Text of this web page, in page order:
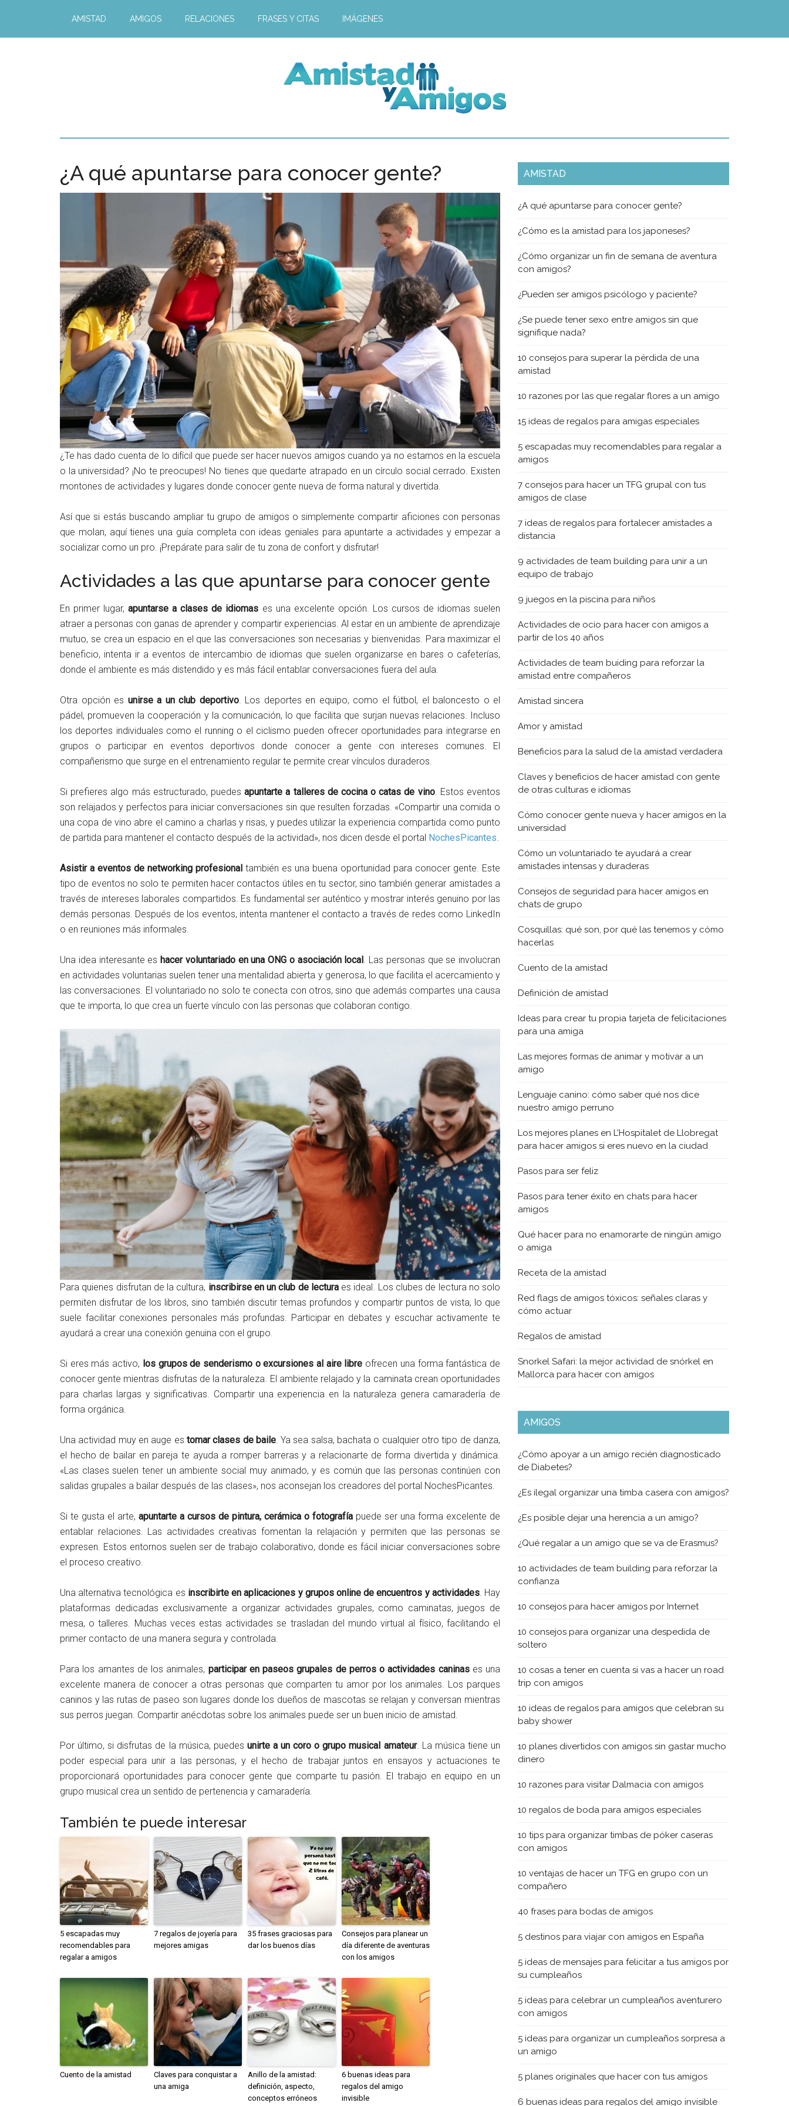
AMISTAD AMIGOS RELACIONES FRASES Y CITAS IMÁGENES
¿A qué apuntarse para conocer gente?
¿Te has dado cuenta de lo difícil que puede ser hacer nuevos amigos cuando ya no estamos en la escuela
o la universidad? ¡No te preocupes! No tienes que quedarte atrapado en un círculo social cerrado. Existen
montones de actividades y lugares donde conocer gente nueva de forma natural y divertida.
Así que si estás buscando ampliar tu grupo de amigos o simplemente compartir aficiones con personas
que molan, aquí tienes una guía completa con ideas geniales para apuntarte a actividades y empezar a
socializar como un pro. ¡Prepárate para salir de tu zona de confort y disfrutar!
Actividades a las que apuntarse para conocer gente
En primer lugar,apuntarse a clases de idiomas es una excelente opción. Los cursos de idiomas suelen
atraer a personas con ganas de aprender y compartir experiencias. Al estar en un ambiente de aprendizaje
mutuo, se crea un espacio en el que las conversaciones son necesarias y bienvenidas. Para maximizar el
beneficio, intenta ir a eventos de intercambio de idiomas que suelen organizarse en bares o cafeterías,
donde el ambiente es más distendido y es más fácil entablar conversaciones fuera del aula.
Otra opción es unirse a un club deportivo. Los deportes en equipo, como el fútbol, el baloncesto o el
pádel, promueven la cooperación y la comunicación, lo que facilita que surjan nuevas relaciones. Incluso
los deportes individuales como el running o el ciclismo pueden ofrecer oportunidades para integrarse en
grupos o participar en eventos deportivos donde conocer a gente con intereses comunes. El
compañerismo que surge en el entrenamiento regular te permite crear vínculos duraderos.
Si prefieres algo más estructurado, puedesapuntarte a talleres de cocina o catas de vino. Estos eventos
son relajados y perfectos para iniciar conversaciones sin que resulten forzadas. «Compartir una comida o
una copa de vino abre el camino a charlas y risas, y puedes utilizar la experiencia compartida como punto
de partida para mantener el contacto después de la actividad», nos dicen desde el portal NochesPicantes.
Asistir a eventos de networking profesional también es una buena oportunidad para conocer gente. Este
tipo de eventos no solo te permiten hacer contactos útiles en tu sector, sino también generar amistades a
través de intereses laborales compartidos. Es fundamental ser auténtico y mostrar interés genuino por las
demás personas. Después de los eventos, intenta mantener el contacto a través de redes como LinkedIn
o en reuniones más informales.
Una idea interesante es hacer voluntariado en una ONG o asociación local. Las personas que se involucran
en actividades voluntarias suelen tener una mentalidad abierta y generosa, lo que facilita el acercamiento y
las conversaciones. El voluntariado no solo te conecta con otros, sino que además compartes una causa
que te importa, lo que crea un fuerte vínculo con las personas que colaboran contigo.
Para quienes disfrutan de la cultura, inscribirse en un club de lecturaes ideal. Los clubes de lectura no solo
permiten disfrutar de los libros, sino también discutir temas profundos y compartir puntos de vista, lo que
suele facilitar conexiones personales más profundas. Participar en debates y escuchar activamente te
ayudará a crear una conexión genuina con el grupo.
Si eres más activo, los grupos de senderismo o excursiones al aire libre ofrecen una forma fantástica de
conocer gente mientras disfrutas de la naturaleza. El ambiente relajado y la caminata crean oportunidades
para charlas largas y significativas. Compartir una experiencia en la naturaleza genera camaradería de
forma orgánica.
Una actividad muy en auge es tomar clases de baile. Ya sea salsa, bachata o cualquier otro tipo de danza,
el hecho de bailar en pareja te ayuda a romper barreras y a relacionarte de forma divertida y dinámica.
«Las clases suelen tener un ambiente social muy animado, y es común que las personas continúen con
salidas grupales a bailar después de las clases», nos aconsejan los creadores del portal NochesPicantes.
Si te gusta el arte, apuntarte a cursos de pintura, cerámica o fotografía puede ser una forma excelente de
entablar relaciones. Las actividades creativas fomentan la relajación y permiten que las personas se
expresen. Estos entornos suelen ser de trabajo colaborativo, donde es fácil iniciar conversaciones sobre
el proceso creativo.
Una alternativa tecnológica es inscribirte en aplicaciones y grupos online de encuentros y actividades. Hay
plataformas dedicadas exclusivamente a organizar actividades grupales, como caminatas, juegos de
mesa, o talleres. Muchas veces estas actividades se trasladan del mundo virtual al físico, facilitando el
primer contacto de una manera segura y controlada.
Para los amantes de los animales, participar en paseos grupales de perros o actividades caninases una
excelente manera de conocer a otras personas que comparten tu amor por los animales. Los parques
caninos y las rutas de paseo son lugares donde los dueños de mascotas se relajan y conversan mientras
sus perros juegan. Compartir anécdotas sobre los animales puede ser un buen inicio de amistad.
Por último, si disfrutas de la música, puedes unirte a un coro o grupo musical amateur. La música tiene un
poder especial para unir a las personas, y el hecho de trabajar juntos en ensayos y actuaciones te
proporcionará oportunidades para conocer gente que comparte tu pasión. El trabajo en equipo en un
grupo musical crea un sentido de pertenencia y camaradería.
También te puede interesar
5 escapadas muy
recomendables para
regalar a amigos
7 regalos de joyería para
mejores amigas
35 frases graciosas para
dar los buenos días
Consejos para planear un
día diferente de aventuras
con los amigos
Cuento de la amistad
Claves para conquistar a
una amiga
Anillo de la amistad:
definición, aspecto,
conceptos erróneos
6 buenas ideas para
regalos del amigo
invisible
AMISTAD
¿A qué apuntarse para conocer gente?
¿Cómo es la amistad para los japoneses?
¿Cómo organizar un fin de semana de aventura
con amigos?
¿Pueden ser amigos psicólogo y paciente?
¿Se puede tener sexo entre amigos sin que
signifique nada?
10 consejos para superar la pérdida de una
amistad
10 razones por las que regalar flores a un amigo
15 ideas de regalos para amigas especiales
5 escapadas muy recomendables para regalar a
amigos
7 consejos para hacer un TFG grupal con tus
amigos de clase
7 ideas de regalos para fortalecer amistades a
distancia
9 actividades de team building para unir a un
equipo de trabajo
9 juegos en la piscina para niños
Actividades de ocio para hacer con amigos a
partir de los 40 años
Actividades de team buiding para reforzar la
amistad entre compañeros
Amistad sincera
Amor y amistad
Beneficios para la salud de la amistad verdadera
Claves y beneficios de hacer amistad con gente
de otras culturas e idiomas
Cómo conocer gente nueva y hacer amigos en la
universidad
Cómo un voluntariado te ayudará a crear
amistades intensas y duraderas
Consejos de seguridad para hacer amigos en
chats de grupo
Cosquillas: qué son, por qué las tenemos y cómo
hacerlas
Cuento de la amistad
Definición de amistad
Ideas para crear tu propia tarjeta de felicitaciones
para una amiga
Las mejores formas de animar y motivar a un
amigo
Lenguaje canino: cómo saber qué nos dice
nuestro amigo perruno
Los mejores planes en L’Hospitalet de Llobregat
para hacer amigos si eres nuevo en la ciudad
Pasos para ser feliz
Pasos para tener éxito en chats para hacer
amigos
Qué hacer para no enamorarte de ningún amigo
o amiga
Receta de la amistad
Red flags de amigos tóxicos: señales claras y
cómo actuar
Regalos de amistad
Snorkel Safari: la mejor actividad de snórkel en
Mallorca para hacer con amigos
AMIGOS
¿Cómo apoyar a un amigo recién diagnosticado
de Diabetes?
¿Es ilegal organizar una timba casera con amigos?
¿Es posible dejar una herencia a un amigo?
¿Qué regalar a un amigo que se va de Erasmus?
10 actividades de team building para reforzar la
confianza
10 consejos para hacer amigos por Internet
10 consejos para organizar una despedida de
soltero
10 cosas a tener en cuenta si vas a hacer un road
trip con amigos
10 ideas de regalos para amigos que celebran su
baby shower
10 planes divertidos con amigos sin gastar mucho
dinero
10 razones para visitar Dalmacia con amigos
10 regalos de boda para amigos especiales
10 tips para organizar timbas de póker caseras
con amigos
10 ventajas de hacer un TFG en grupo con un
compañero
40 frases para bodas de amigos
5 destinos para viajar con amigos en España
5 ideas de mensajes para felicitar a tus amigos por
su cumpleaños
5 ideas para celebrar un cumpleaños aventurero
con amigos
5 ideas para organizar un cumpleaños sorpresa a
un amigo
5 planes originales que hacer con tus amigos
6 buenas ideas para regalos del amigo invisible